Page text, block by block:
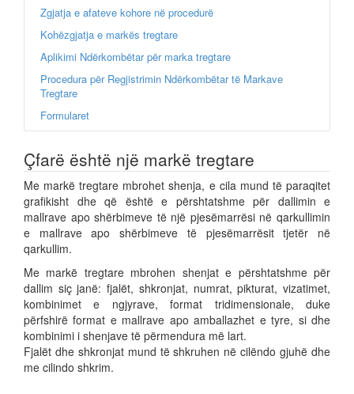
Zgjatja e afateve kohore në procedurë
Kohëzgjatja e markës tregtare
Aplikimi Ndërkombëtar për marka tregtare
Procedura për Regjistrimin Ndërkombëtar të Markave
Tregtare
Formularet
Çfarë është një markë tregtare
Me markë tregtare mbrohet shenja, e cila mund të paraqitet
grafikisht dhe që është e përshtatshme për dallimin e
mallrave apo shërbimeve të një pjesëmarrësi në qarkullimin
e mallrave apo shërbimeve të pjesëmarrësit tjetër në
qarkullim.
Me markë tregtare mbrohen shenjat e përshtatshme për
dallim siç janë: fjalët, shkronjat, numrat, pikturat, vizatimet,
kombinimet e ngjyrave, format tridimensionale, duke
përfshirë format e mallrave apo amballazhet e tyre, si dhe
kombinimi i shenjave të përmendura më lart.
Fjalët dhe shkronjat mund të shkruhen në cilëndo gjuhë dhe
me cilindo shkrim.